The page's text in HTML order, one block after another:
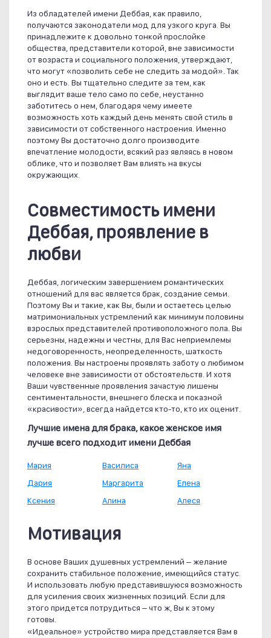
Из обладателей имени Деббая, как правило,
получаются законодатели мод для узкого круга. Вы
принадлежите к довольно тонкой прослойке
общества, представители которой, вне зависимости
от возраста и социального положения, утверждают,
что могут «позволить себе не следить за модой». Так
оно и есть. Вы тщательно следите за тем, как
выглядит ваше тело само по себе, неустанно
заботитесь о нем, благодаря чему имеете
возможность хоть каждый день менять свой стиль в
зависимости от собственного настроения. Именно
поэтому Вы достаточно долго производите
впечатление молодости, всякий раз являясь в новом
облике, что и позволяет Вам влиять на вкусы
окружающих.
Совместимость имени
Деббая, проявление в
любви
Деббая, логическим завершением романтических
отношений для вас является брак, создание семьи.
Поэтому Вы и такие, как Вы, были и остаетесь целью
матримониальных устремлений как минимум половины
взрослых представителей противоположного пола. Вы
серьезны, надежны и честны, для Вас неприемлемы
недоговоренность, неопределенность, шаткость
положения. Вы настроены проявлять заботу о любимом
человеке вне зависимости от обстоятельств. И хотя
Ваши чувственные проявления зачастую лишены
сентиментальности, внешнего блеска и показной
«красивости», всегда найдется кто-то, кто их оценит.
Лучшие имена для брака, какое женское имя
лучше всего подходит имени Деббая
Мария
Дария
Ксения
Василиса
Маргарита
Алина
Яна
Елена
Алеся
Мотивация
В основе Ваших душевных устремлений – желание
сохранить стабильное положение, имеющийся статус.
И использовать любую представившуюся возможность
для усиления своих жизненных позиций. Если для
этого придется потрудиться – что ж, Вы к этому
готовы.
«Идеальное» устройство мира представляется Вам в